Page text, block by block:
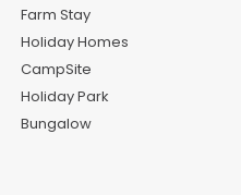
Farm Stay
Holiday Homes
CampSite
Holiday Park
Bungalow